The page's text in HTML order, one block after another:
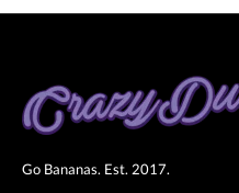
Go Bananas. Est. 2017.